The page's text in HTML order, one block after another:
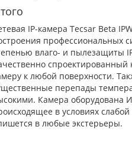
IP-камера Tecsar Beta
профессиональных
влаго- и пылезащиты
к любой поверхности.
перепады
Камера оборудована
в условиях
в любые экстерьеры.